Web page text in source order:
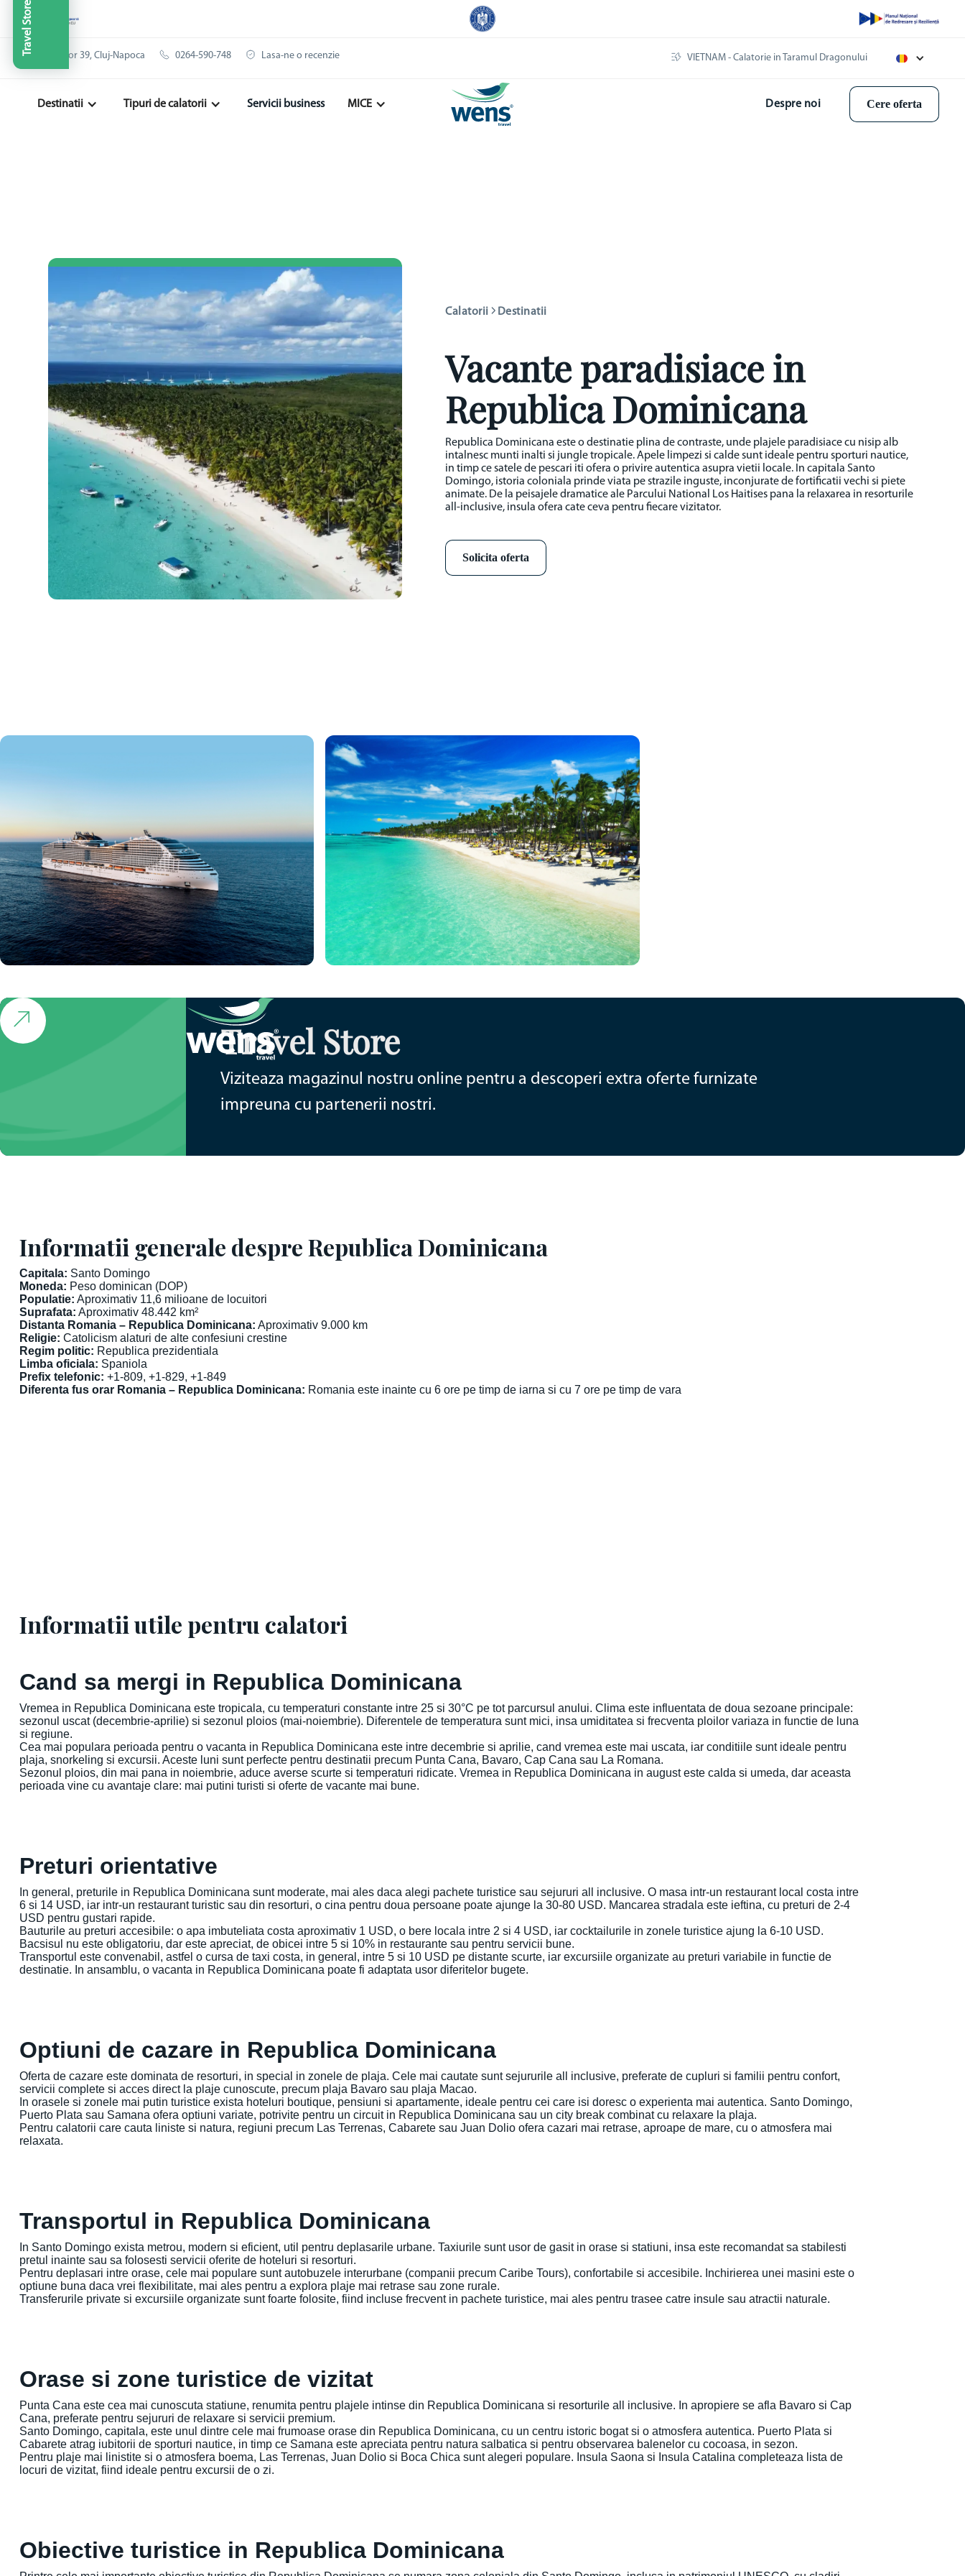
Clinicilor 39, Cluj-Napoca 0264-590-748 Lasa-ne o recenzie VIETNAM - Calatorie in Taramul Dragonului
Destinatii Tipuri de calatorii Servicii business MICE Despre noi Cere oferta
Travel Store
Calatorii Destinatii
Vacante paradisiace in
Republica Dominicana
Republica Dominicana este o destinatie plina de contraste, unde plajele paradisiace cu nisip alb
intalnesc munti inalti si jungle tropicale. Apele limpezi si calde sunt ideale pentru sporturi nautice,
in timp ce satele de pescari iti ofera o privire autentica asupra vietii locale. In capitala Santo
Domingo, istoria coloniala prinde viata pe strazile inguste, inconjurate de fortificatii vechi si piete
animate. De la peisajele dramatice ale Parcului National Los Haitises pana la relaxarea in resorturile
all-inclusive, insula ofera cate ceva pentru fiecare vizitator.
Solicita oferta
MSC World America: Pe Valuri
Tropicale
SUA • Republica Dominicana • Puerto Rico • 11d
de la 1214€
Vacante exotice - Republica
Republica Dominicana • 8d
de la 1372€/pers
Travel Store
Viziteaza magazinul nostru online pentru a descoperi extra oferte furnizate
impreuna cu partenerii nostri.
Informatii generale despre Republica Dominicana
Capitala: Santo Domingo
Moneda: Peso dominican (DOP)
Populatie: Aproximativ 11,6 milioane de locuitori
Suprafata: Aproximativ 48.442 km²
Distanta Romania – Republica Dominicana: Aproximativ 9.000 km
Religie: Catolicism alaturi de alte confesiuni crestine
Regim politic: Republica prezidentiala
Limba oficiala: Spaniola
Prefix telefonic: +1-809, +1-829, +1-849
Diferenta fus orar Romania – Republica Dominicana: Romania este inainte cu 6 ore pe timp de iarna si cu 7 ore pe timp de vara
Informatii utile pentru calatori
Cand sa mergi in Republica Dominicana
Vremea in Republica Dominicana este tropicala, cu temperaturi constante intre 25 si 30°C pe tot parcursul anului. Clima este influentata de doua sezoane principale:
sezonul uscat (decembrie-aprilie) si sezonul ploios (mai-noiembrie). Diferentele de temperatura sunt mici, insa umiditatea si frecventa ploilor variaza in functie de luna
si regiune.
Cea mai populara perioada pentru o vacanta in Republica Dominicana este intre decembrie si aprilie, cand vremea este mai uscata, iar conditiile sunt ideale pentru
plaja, snorkeling si excursii. Aceste luni sunt perfecte pentru destinatii precum Punta Cana, Bavaro, Cap Cana sau La Romana.
Sezonul ploios, din mai pana in noiembrie, aduce averse scurte si temperaturi ridicate. Vremea in Republica Dominicana in august este calda si umeda, dar aceasta
perioada vine cu avantaje clare: mai putini turisti si oferte de vacante mai bune.
Preturi orientative
In general, preturile in Republica Dominicana sunt moderate, mai ales daca alegi pachete turistice sau sejururi all inclusive. O masa intr-un restaurant local costa intre
6 si 14 USD, iar intr-un restaurant turistic sau din resorturi, o cina pentru doua persoane poate ajunge la 30-80 USD. Mancarea stradala este ieftina, cu preturi de 2-4
USD pentru gustari rapide.
Bauturile au preturi accesibile: o apa imbuteliata costa aproximativ 1 USD, o bere locala intre 2 si 4 USD, iar cocktailurile in zonele turistice ajung la 6-10 USD.
Bacsisul nu este obligatoriu, dar este apreciat, de obicei intre 5 si 10% in restaurante sau pentru servicii bune.
Transportul este convenabil, astfel o cursa de taxi costa, in general, intre 5 si 10 USD pe distante scurte, iar excursiile organizate au preturi variabile in functie de
destinatie. In ansamblu, o vacanta in Republica Dominicana poate fi adaptata usor diferitelor bugete.
Optiuni de cazare in Republica Dominicana
Oferta de cazare este dominata de resorturi, in special in zonele de plaja. Cele mai cautate sunt sejururile all inclusive, preferate de cupluri si familii pentru confort,
servicii complete si acces direct la plaje cunoscute, precum plaja Bavaro sau plaja Macao.
In orasele si zonele mai putin turistice exista hoteluri boutique, pensiuni si apartamente, ideale pentru cei care isi doresc o experienta mai autentica. Santo Domingo,
Puerto Plata sau Samana ofera optiuni variate, potrivite pentru un circuit in Republica Dominicana sau un city break combinat cu relaxare la plaja.
Pentru calatorii care cauta liniste si natura, regiuni precum Las Terrenas, Cabarete sau Juan Dolio ofera cazari mai retrase, aproape de mare, cu o atmosfera mai
relaxata.
Transportul in Republica Dominicana
In Santo Domingo exista metrou, modern si eficient, util pentru deplasarile urbane. Taxiurile sunt usor de gasit in orase si statiuni, insa este recomandat sa stabilesti
pretul inainte sau sa folosesti servicii oferite de hoteluri si resorturi.
Pentru deplasari intre orase, cele mai populare sunt autobuzele interurbane (companii precum Caribe Tours), confortabile si accesibile. Inchirierea unei masini este o
optiune buna daca vrei flexibilitate, mai ales pentru a explora plaje mai retrase sau zone rurale.
Transferurile private si excursiile organizate sunt foarte folosite, fiind incluse frecvent in pachete turistice, mai ales pentru trasee catre insule sau atractii naturale.
Orase si zone turistice de vizitat
Punta Cana este cea mai cunoscuta statiune, renumita pentru plajele intinse din Republica Dominicana si resorturile all inclusive. In apropiere se afla Bavaro si Cap
Cana, preferate pentru sejururi de relaxare si servicii premium.
Santo Domingo, capitala, este unul dintre cele mai frumoase orase din Republica Dominicana, cu un centru istoric bogat si o atmosfera autentica. Puerto Plata si
Cabarete atrag iubitorii de sporturi nautice, in timp ce Samana este apreciata pentru natura salbatica si pentru observarea balenelor cu cocoasa, in sezon.
Pentru plaje mai linistite si o atmosfera boema, Las Terrenas, Juan Dolio si Boca Chica sunt alegeri populare. Insula Saona si Insula Catalina completeaza lista de
locuri de vizitat, fiind ideale pentru excursii de o zi.
Obiective turistice in Republica Dominicana